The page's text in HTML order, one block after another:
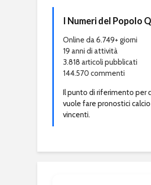
I Numeri del Popolo
Online da 6.749+ giorni
19 anni di attività
3.818 articoli pubblicati
144.570 commenti
Il punto di riferimento per
vuole fare pronostici calcio
vincenti.